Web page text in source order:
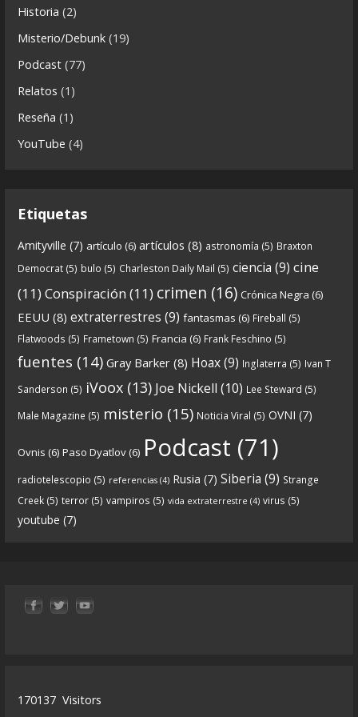
https://www.ivoox.com/cdn-6x06-8211-qanon-
parte-2-la-forja-audios-mp3_rf_67540152_1.html
Continuamos el especial Qanon con esta segunda
6 0 View on facebook
Crónicas de Nantucket
Descargar
https://www.ivoox.com/cdn-6x05-8211-qanon-
parte-1-origenes-audios-mp3_rf_67157433_1.html
Tras una exhaustiva investigación en los orígenes
y desarrollo de Qanon, la madre de todas las
more
a
s
Historia (2)
Misterio/Debunk (19)
Podcast (77)
Relatos (1)
Reseña (1)
YouTube (4)
Etiquetas
Amityville (7) artículo (6) artículos (8) astronomía (5) Braxton
Democrat (5) bulo (5) Charleston Daily Mail (5) ciencia (9) cine
(11) Conspiración (11) crimen (16) Crónica Negra (6)
EEUU (8) extraterrestres (9) fantasmas (6) Fireball (5)
Flatwoods (5) Frametown (5) Francia (6) Frank Feschino (5)
fuentes (14) Gray Barker (8) Hoax(9) Inglaterra (5) Ivan T
Sanderson (5) iVoox (13) Joe Nickell (10) Lee Steward (5)
Male Magazine (5) misterio (15) Noticia Viral (5) OVNI (7)
Ovnis (6) Paso Dyatlov (6) Podcast (71)
radiotelescopio (5) referencias (4) Rusia (7) Siberia (9) Strange
Creek (5) terror (5) vampiros (5) vida extraterrestre (4) virus (5)
youtube (7)
170137 Visitors